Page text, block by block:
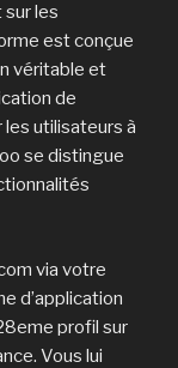
sur les
est conçue
véritable et
de
utilisateurs à
se distingue
via votre
d’application
profil sur
Vous lui